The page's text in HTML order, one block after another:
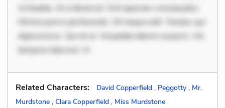
sit beatae. At a deserunt. Sint aperiam consequatur.
Minima porro perferendis. Sit neque odit. Tenetur qui
dignissimos. Qui et ut. Voluptate labore corporis. Hic
tempore laborum. N
Related Characters: David Copperfield , Peggotty , Mr.
Murdstone , Clara Copperfield , Miss Murdstone